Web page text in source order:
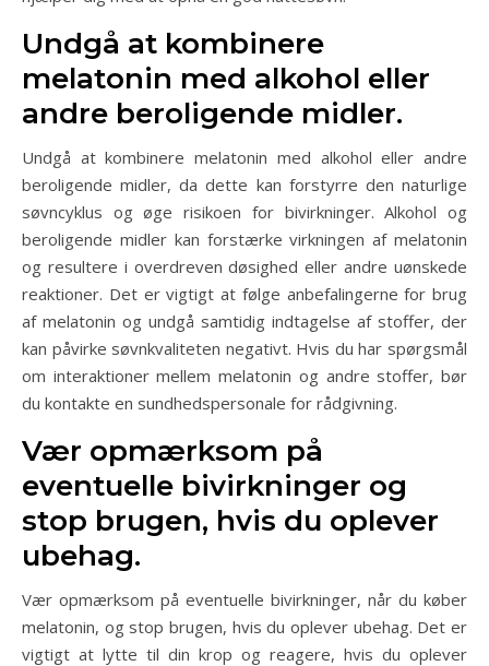
Undgå at kombinere
melatonin med alkohol eller
andre beroligende midler.
Undgå at kombinere melatonin med alkohol eller andre
beroligende midler, da dette kan forstyrre den naturlige
søvncyklus og øge risikoen for bivirkninger. Alkohol og
beroligende midler kan forstærke virkningen af melatonin
og resultere i overdreven døsighed eller andre uønskede
reaktioner. Det er vigtigt at følge anbefalingerne for brug
af melatonin og undgå samtidig indtagelse af stoffer, der
kan påvirke søvnkvaliteten negativt. Hvis du har spørgsmål
om interaktioner mellem melatonin og andre stoffer, bør
du kontakte en sundhedspersonale for rådgivning.
Vær opmærksom på
eventuelle bivirkninger og
stop brugen, hvis du oplever
ubehag.
Vær opmærksom på eventuelle bivirkninger, når du køber
melatonin, og stop brugen, hvis du oplever ubehag. Det er
vigtigt at lytte til din krop og reagere, hvis du oplever